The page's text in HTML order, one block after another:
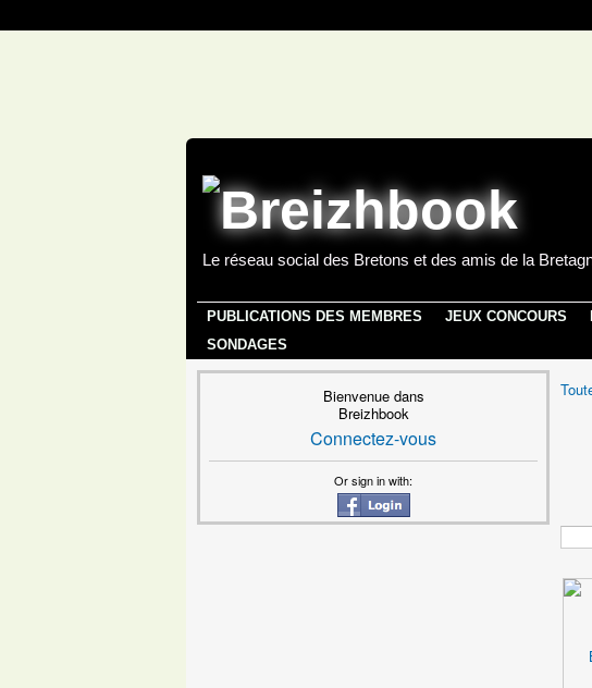
Le réseau social des Bretons et des amis de la
PUBLICATIONS DES MEMBRES JEUX CONCOURS
SONDAGES
Bienvenue dans
Breizhbook
Connectez-vous
Or sign in with: